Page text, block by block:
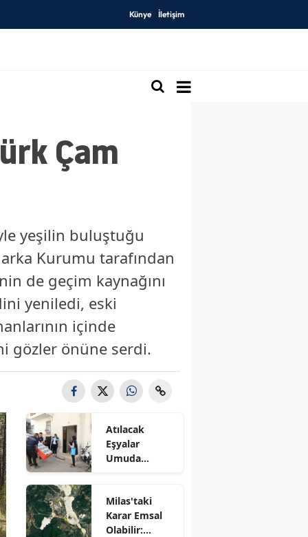
Künye İletişim
Çam
yeşilin buluştuğu
Kurumu tarafından
de geçim kaynağını
yeniledi, eski
içinde
gözler önüne serdi.
Atılacak
Eşyalar
Umuda
Destek
Sağlandı
Milas'taki
Karar Emsal
Olabilir: